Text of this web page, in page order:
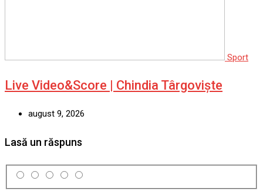
Sport
Live Video&Score | Chindia Târgoviște
august 9, 2026
Lasă un răspuns